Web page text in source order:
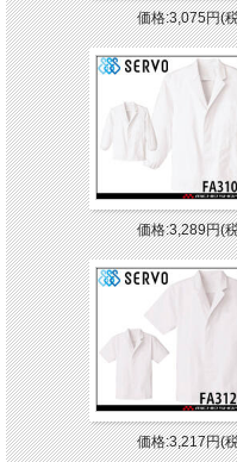
価格:3,075円(
価格:3,289円(
価格:3,217円(